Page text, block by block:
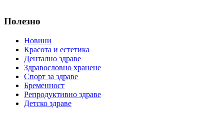
Полезно
Новини
Красота и естетика
Дентално здраве
Здравословно хранене
Спорт за здраве
Бременност
Репродуктивно здраве
Детско здраве